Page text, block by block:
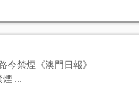
今禁煙《澳門日報》
...